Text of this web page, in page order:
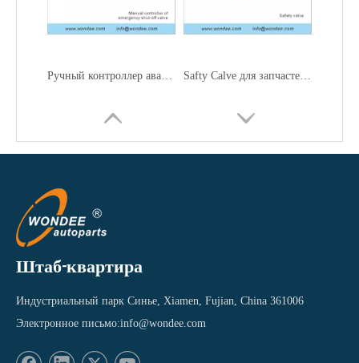
Вентиляционное клапан огнезащитного ванна для запчастей для грузовиков с топливным резервуаром
Штаб-квартира
Индустриальный парк Синье, Xiamen, Fujian, China 361006
Электронное письмо:info@wondee.com